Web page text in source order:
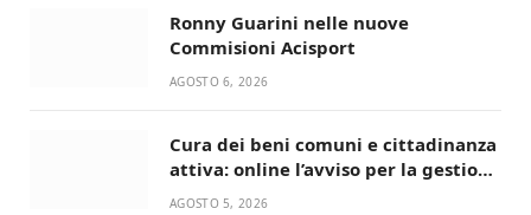
Ronny Guarini nelle nuove
Commisioni Acisport
AGOSTO 6, 2026
Cura dei beni comuni e cittadinanza
attiva: online l’avviso per la gestione
condivisa della Villetta di Laureto
AGOSTO 5, 2026